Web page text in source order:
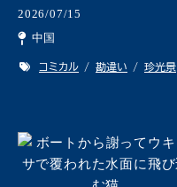
2026/07/15
中国
コミカル 勘違い 珍光景